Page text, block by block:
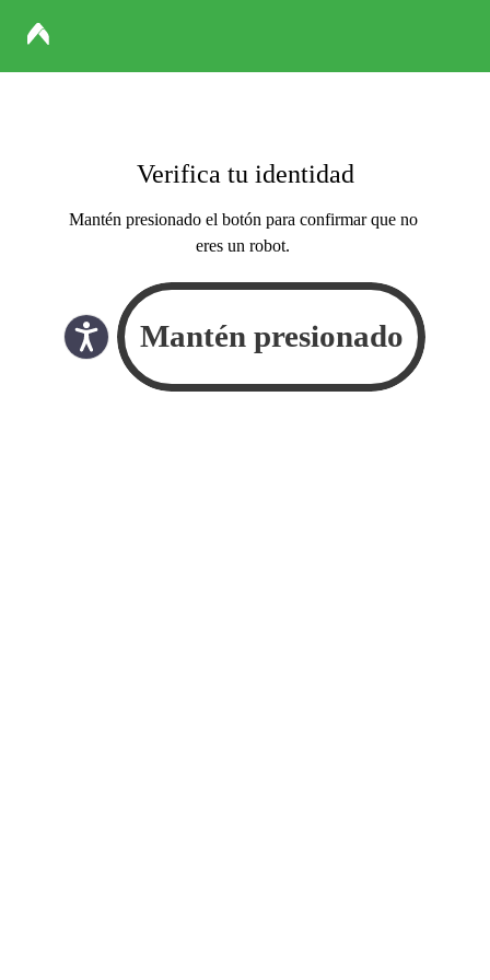
Verifica tu identidad
Mantén presionado el botón para confirmar que no
eres un robot.